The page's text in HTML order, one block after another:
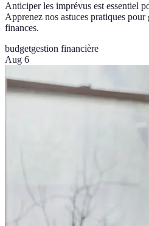
Anticiper les imprévus est essentiel
Apprenez nos astuces pratiques
finances.
budgetgestion financière
Aug 6